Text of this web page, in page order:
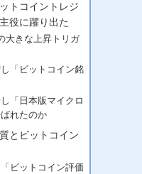
トコイントレジ
役に躍り出た
大きな上昇トリガ
「ビットコイン銘
「日本版マイクロ
れたのか
とビットコイン
ビットコイン評価